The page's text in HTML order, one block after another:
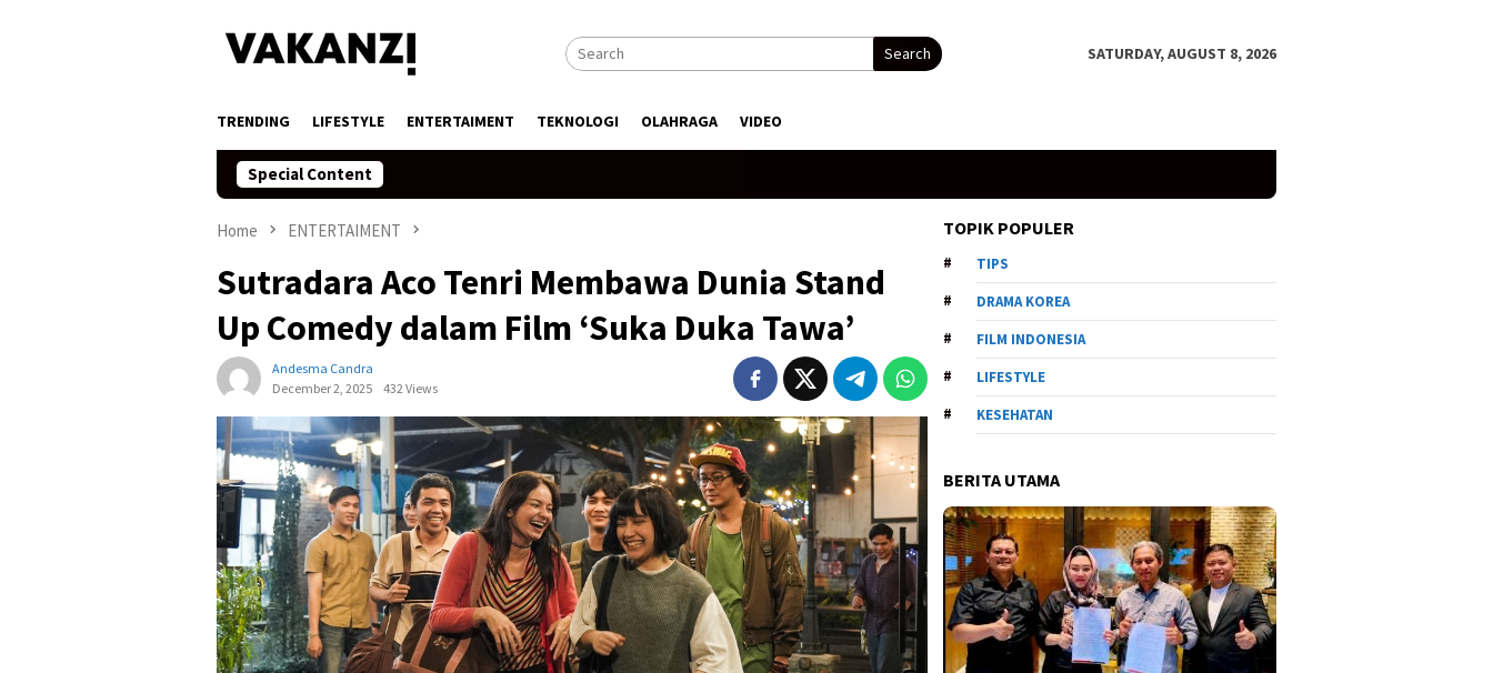
Search SATURDAY, AUGUST 8, 2026
TRENDING LIFESTYLE ENTERTAIMENT TEKNOLOGI OLAHRAGA VIDEO
Special Content
Home ENTERTAIMENT
Sutradara Aco Tenri Membawa Dunia Stand
Up Comedy dalam Film ‘Suka Duka Tawa’
Andesma Candra
December 2, 2025
432 Views
TOPIK POPULER
TIPS
DRAMA KOREA
FILM INDONESIA
LIFESTYLE
KESEHATAN
BERITA UTAMA